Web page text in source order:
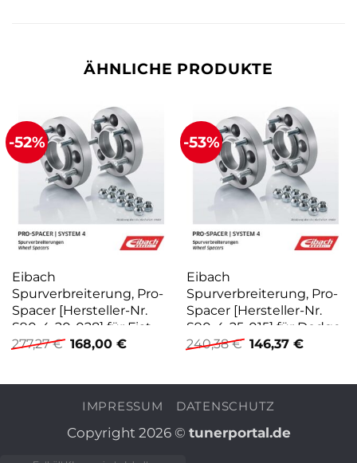
ÄHNLICHE PRODUKTE
-52%
Eibach
Spurverbreiterung, Pro-
Spacer [Hersteller-Nr.
S90-4-20-028] für Fiat,
Mitsubishi
277,27€ Ursprünglicher
Preis
277,27 €
168,00 €Aktueller
168,00 €.
-53%
Eibach
Spurverbreiterung, Pro-
Spacer [Hersteller-Nr.
S90-4-25-015] für Dodge,
Jeep
240,38€ Ursprünglicher
Preis
240,38 €
146,37 €
146,37 €.
IMPRESSUM DATENSCHUTZ
Copyright 2026 © tunerportal.de